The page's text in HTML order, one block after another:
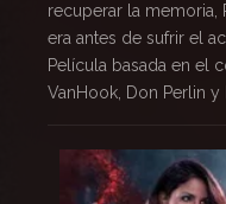
recuperar la memoria,
era antes de sufrir el
Película basada en el
VanHook, Don Perlin y